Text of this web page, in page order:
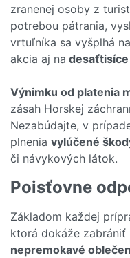
zranenej osoby z
potrebou pátrania,
vrtuľníka sa vyšplhá na
akcia aj na desaťtisíce
Výnimku od platenia
zásah Horskej
Nezabúdajte, v
plnenia vylúčené
či návykových látok.
Poisťovne
Základom každej
ktorá dokáže zabrániť
nepremokavé